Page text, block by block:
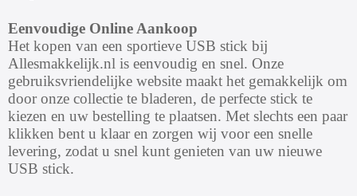
Eenvoudige Online Aankoop
Het kopen van een sportieve USB stick bij
Allesmakkelijk.nl is eenvoudig en snel. Onze
gebruiksvriendelijke website maakt het gemakkelijk om
door onze collectie te bladeren, de perfecte stick te
kiezen en uw bestelling te plaatsen. Met slechts een paar
klikken bent u klaar en zorgen wij voor een snelle
levering, zodat u snel kunt genieten van uw nieuwe
USB stick.